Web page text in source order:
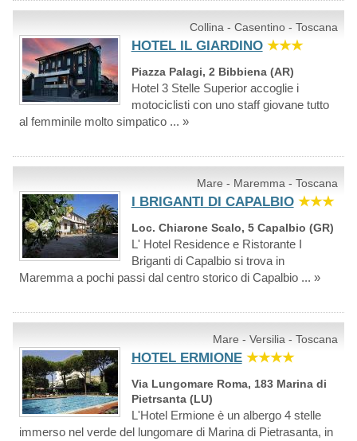
Collina - Casentino - Toscana
HOTEL IL GIARDINO ★★★
Piazza Palagi, 2 Bibbiena (AR)
Hotel 3 Stelle Superior accoglie i
motociclisti con uno staff giovane tutto
al femminile molto simpatico ... »
Mare - Maremma - Toscana
I BRIGANTI DI CAPALBIO ★★★
Loc. Chiarone Scalo, 5 Capalbio (GR)
L' Hotel Residence e Ristorante I
Briganti di Capalbio si trova in
Maremma a pochi passi dal centro storico di Capalbio ... »
Mare - Versilia - Toscana
HOTEL ERMIONE ★★★★
Via Lungomare Roma, 183 Marina di
Pietrsanta (LU)
L'Hotel Ermione è un albergo 4 stelle
immerso nel verde del lungomare di Marina di Pietrasanta, in